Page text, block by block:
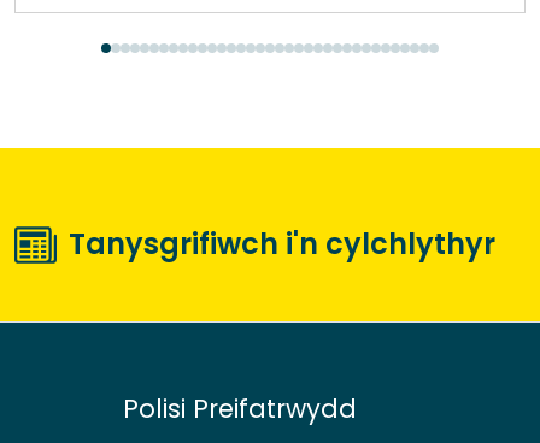
Tanysgrifiwch i'n cylchlythyr
Polisi Preifatrwydd